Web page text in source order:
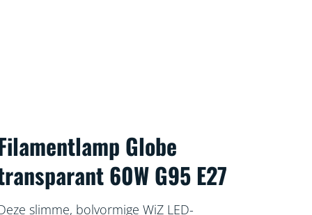
Globe
60W G95 E27
slimme, bolvormige WiZ LED-